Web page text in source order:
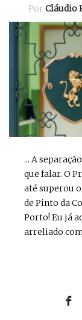
Por Cláudio
... A
que falar. O
até superou
de Pinto da
Porto! Eu já
arreliado